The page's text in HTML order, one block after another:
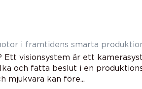
i framtidens smarta
Ett visionsystem är ett
och fatta beslut i en
mjukvara kan före...